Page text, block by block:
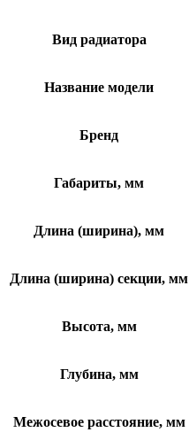
Вид радиатора
Название модели
Бренд
Габариты, мм
Длина (ширина), мм
Длина (ширина) секции, мм
Высота, мм
Глубина, мм
Межосевое расстояние, мм